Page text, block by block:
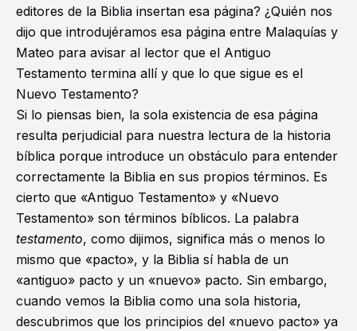
editores de la Biblia insertan esa página? ¿Quién nos
dijo que introdujéramos esa página entre Malaquías y
Mateo para avisar al lector que el Antiguo
Testamento termina allí y que lo que sigue es el
Nuevo Testamento?
Si lo piensas bien, la sola existencia de esa página
resulta perjudicial para nuestra lectura de la historia
bíblica porque introduce un obstáculo para entender
correctamente la Biblia en sus propios términos. Es
cierto que «Antiguo Testamento» y «Nuevo
Testamento» son términos bíblicos. La palabra
testamento, como dijimos, significa más o menos lo
mismo que «pacto», y la Biblia sí habla de un
«antiguo» pacto y un «nuevo» pacto. Sin embargo,
cuando vemos la Biblia como una sola historia,
descubrimos que los principios del «nuevo pacto» ya